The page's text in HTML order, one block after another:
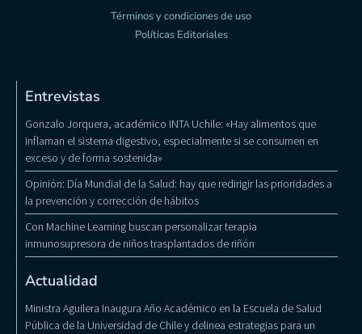
Términos y condiciones de uso
Políticas Editoriales
Entrevistas
Gonzalo Jorquera, académico INTA Uchile: «Hay alimentos que
inflaman el sistema digestivo, especialmente si se consumen en
exceso y de forma sostenida»
Opinión: Día Mundial de la Salud: hay que redirigir las prioridades a
la prevención y corrección de hábitos
Con Machine Learning buscan personalizar terapia
inmunosupresora de niños trasplantados de riñón
Actualidad
Ministra Aguilera Inaugura Año Académico en la Escuela de Salud
Pública de la Universidad de Chile y delinea estrategias para un